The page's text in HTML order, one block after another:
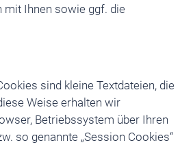
mit Ihnen sowie ggf. die
sind kleine Textdateien, die
Weise erhalten wir
Betriebssystem über Ihren
so genannte „Session Cookies“